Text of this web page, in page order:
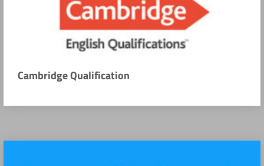
Cambridge Qualification